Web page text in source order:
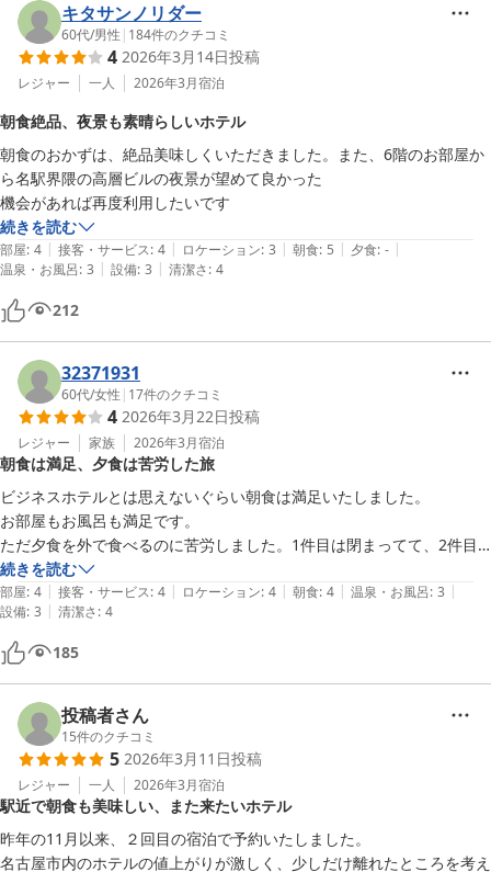
キタサンノリダー
60代/男性 | 184件のクチコミ
4 2026年3月14日投稿
レジャー 一人 2026年3月宿泊
朝食絶品、夜景も素晴らしいホテル
朝食のおかずは、絶品美味しくいただきました。また、6階のお部屋か
ら名駅界隈の高層ビルの夜景が望めて良かった
機会があれば再度利用したいです
続きを読む
部屋: 4 | 接客・サービス: 4 | ロケーション: 3 | 朝食: 5 | 夕食: - |
温泉・お風呂: 3 | 設備: 3 | 清潔さ: 4
212
32371931
60代/女性 | 17件のクチコミ
4 2026年3月22日投稿
レジャー 家族 2026年3月宿泊
朝食は満足、夕食は苦労した旅
ビジネスホテルとは思えないぐらい朝食は満足いたしました。
お部屋もお風呂も満足です。
ただ夕食を外で食べるのに苦労しました。1件目は閉まってて、2件目
はいっぱいだったのかとても冷たい対応なので、待たずに帰りました。
電話か何かで確認してから行ったほうが良かったです。
結局、歩き回りました
続きを読む
部屋: 4 | 接客・サービス: 4 | ロケーション: 4 | 朝食: 4 | 温泉・お風呂: 3 |
設備: 3 | 清潔さ: 4
185
投稿者さん
15件のクチコミ
5 2026年3月11日投稿
レジャー 一人 2026年3月宿泊
駅近で朝食も美味しい、また来たいホテル
昨年の11月以来、２回目の宿泊で予約いたしました。
名古屋市内のホテルの値上がりが激しく、少しだけ離れたところを考え